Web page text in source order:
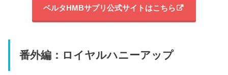
ベルタHMBサプリ公式サイトはこちら
番外編：ロイヤルハニーアップ